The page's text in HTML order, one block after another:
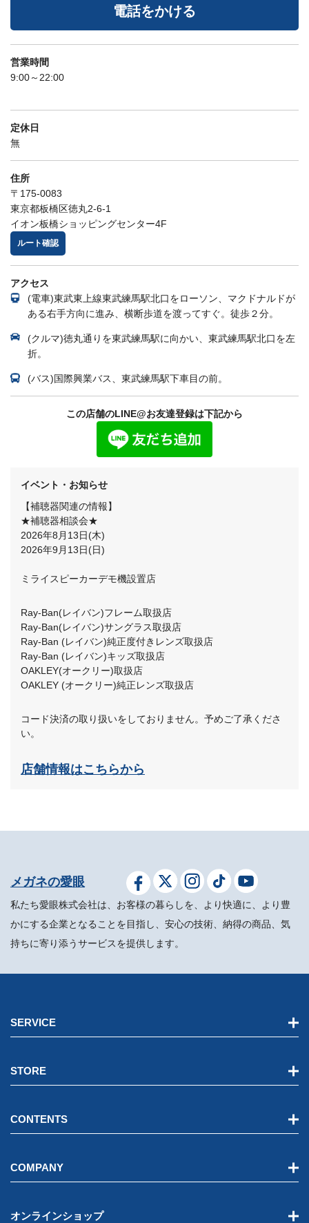
電話をかける
営業時間
9:00～22:00
定休日
無
住所
〒175-0083
東京都板橋区徳丸2-6-1
イオン板橋ショッピングセンター4F
ルート確認
アクセス
(電車)東武東上線東武練馬駅北口をローソン、マクドナルドが
ある右手方向に進み、横断歩道を渡ってすぐ。徒歩２分。
(クルマ)徳丸通りを東武練馬駅に向かい、東武練馬駅北口を左
折。
(バス)国際興業バス、東武練馬駅下車目の前。
この店舗のLINE@お友達登録は下記から
イベント・お知らせ
【補聴器関連の情報】
★補聴器相談会★
2026年8月13日(木)
2026年9月13日(日)
ミライスピーカーデモ機設置店
Ray-Ban(レイバン)フレーム取扱店
Ray-Ban(レイバン)サングラス取扱店
Ray-Ban (レイバン)純正度付きレンズ取扱店
Ray-Ban (レイバン)キッズ取扱店
OAKLEY(オークリー)取扱店
OAKLEY (オークリー)純正レンズ取扱店
コード決済の取り扱いをしておりません。予めご了承くださ
い。
店舗情報はこちらから
メガネの愛眼
私たち愛眼株式会社は、お客様の暮らしを、より快適に、より豊
かにする企業となることを目指し、安心の技術、納得の商品、気
持ちに寄り添うサービスを提供します。
SERVICE
STORE
CONTENTS
COMPANY
オンラインショップ